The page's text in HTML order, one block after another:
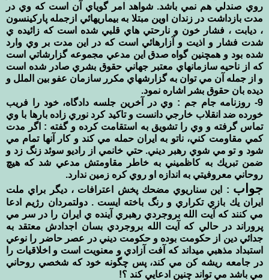
روي صندلي هم نمي باشد. شواهد امر گوياي آن است كه وي در
مدت بازداشت در زندان اوين مبتلا به بيماريهائي ازجمله پاركينسون
، ديابت ، فشار خون و نارحتي هاي قلبي شده است كه زائيده ي
شدت فشار و اذيت و آزارهائي است كه در اين مدت بر وي وارد
شده بود و همچنين گواه صدق اين مدعي مجموعه گزارشاتي است
كه از ناحيه سازمانهاي معتبر جهاني حقوق بشري صادر شده است
و از جمله آن مي توان به گزارشهاي مكرر سازمان عفو بين الملل و
ديده بان حقوق بشر اشاره نمود.
9- روزنامه جام جم : وي در آخرين جلسه دادگاه، خود را فريب
خورده ضد انقلاب خارجي دانست و تاكيد كرد نوري زاده بارها با وي
تماس گرفته و وي را تشويق به استقامت كرده و گفته : اگر مدت
كمي مقاومت كني، ناتو به ايران حمله مي كند و كار آنها تمام مي
شود و تو مي شوي رهبر ديني. حتي خانمي از راديو سوئد زنگ زد و
ضمن تبريك به كاظميني به خاطر مقاومتش مدعي شد كه هيچ
روحاني معروفيتي به اندازه او روي كره زمين ندارد.
جواب : اين سناريوي مضحك پخش اعترافات ، ديگر براي ملت
ايران يك بازي تكراري و رنگ باخته ايست . دولتمردان رژيم ادعا
مي كنند كه آيت الله بروجردي رهبري آينده ي ايران را در سر مي
پروراند در حالي كه آيت الله بروجردي بسان اجدادش معتقد به
جدائي دين از حكومت بوده و حكومت ديني در عصر حاضر را نوعي
استبداد مذهبي ميداند كه آفت آزادي و معنويت است و اخلاقيات را
در جامعه ريشه كن مي كند، پس چگونه خود كه شخصي روحاني
مي باشد مي تواند چنين ادعايي كند ؟!